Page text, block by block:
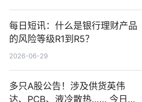
每日短讯：什么是银行理财产品
的风险等级R1到R5？
2026-06-29
多只A股公告！涉及供货英伟
达、PCB、液冷散热…… 今日快